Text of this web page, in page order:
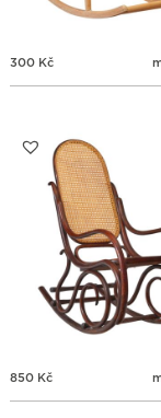
300 Kč
850 Kč